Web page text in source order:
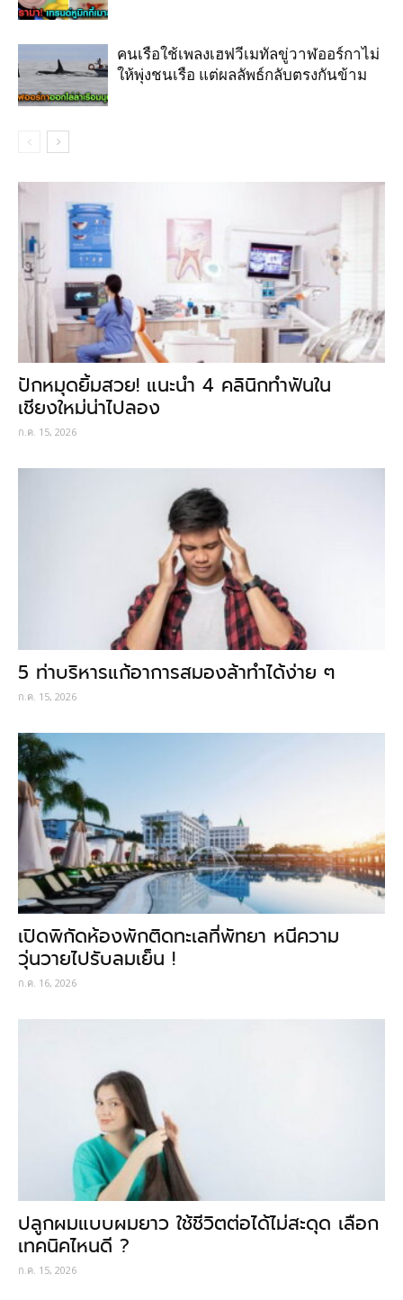
คนเรือใช้เพลงเฮฟวีเมทัลขู่วาฬออร์กาไม่
ให้พุ่งชนเรือ แต่ผลลัพธ์กลับตรงกันข้าม
ปักหมุดยิ้มสวย! แนะนำ 4 คลินิกทำฟันใน
เชียงใหม่น่าไปลอง
ก.ค. 15, 2026
5 ท่าบริหารแก้อาการสมองล้าทำได้ง่าย ๆ
ก.ค. 15, 2026
เปิดพิกัดห้องพักติดทะเลที่พัทยา หนีความ
วุ่นวายไปรับลมเย็น !
ก.ค. 16, 2026
ปลูกผมแบบผมยาว ใช้ชีวิตต่อได้ไม่สะดุด เลือก
เทคนิคไหนดี ?
ก.ค. 15, 2026